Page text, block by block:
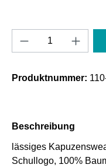
Produkt
Produktnummer:
Beschreibung
lässiges
Schullogo, 100%